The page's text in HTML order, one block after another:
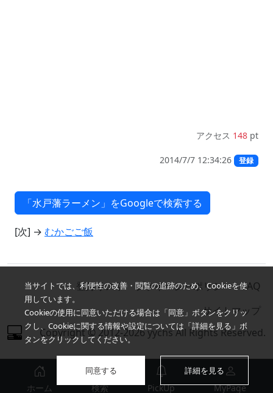
アクセス 148 pt
2014/7/7 12:34:26 登録
[次] → むかごご飯
当サイトでは、利便性の改善・閲覧の追跡のため、Cookieを使
用しています。
Cookieの使用に同意いただける場合は「同意」ボタンをクリッ
クし、Cookieに関する情報や設定については「詳細を見る」ボ
タンをクリックしてください。
同意する 詳細を見る
登録リスト プライバシーポリシー
FAQ
サイトマップ
Copyright © 2012-2026 yychs All Rights Reserved.
ホーム 検索 PickUp MyPage